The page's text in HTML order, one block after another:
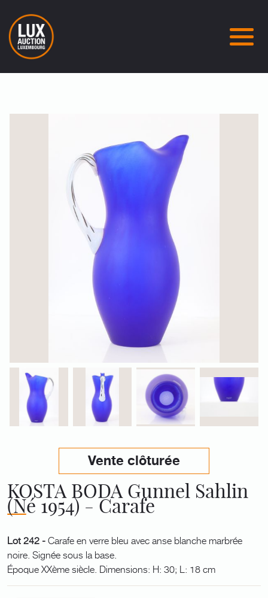
Vente clôturée
KOSTA BODA Gunnel Sahlin
(Né 1954) - Carafe
Lot 242 -Carafe en verre bleu avec anse blanche marbrée
noire. Signée sous la base.
Époque XXème siècle. Dimensions: H: 30; L: 18 cm